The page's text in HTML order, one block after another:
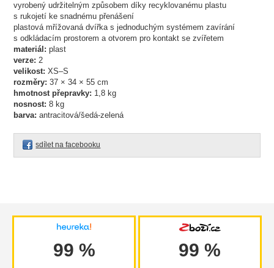
vyrobený udržitelným způsobem díky recyklovanému plastu
s rukojetí ke snadnému přenášení
plastová mřížovaná dvířka s jednoduchým systémem zavírání
s odkládacím prostorem a otvorem pro kontakt se zvířetem
materiál: plast
verze: 2
velikost: XS–S
rozměry:37 × 34 × 55 cm
hmotnost přepravky: 1,8 kg
nosnost: 8 kg
barva: antracitová/šedá-zelená
sdílet na facebooku
99 % 99 %